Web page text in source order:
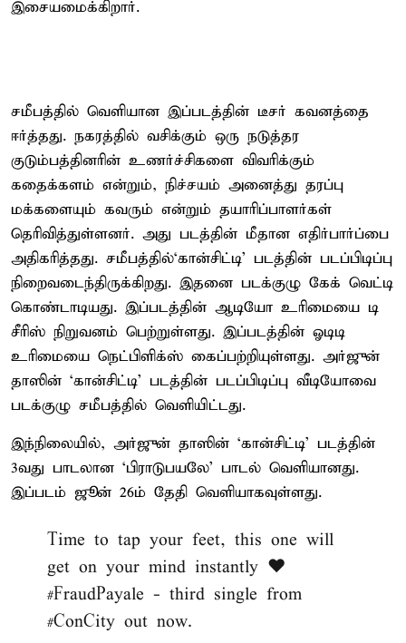
இசையமைக்கிறார்.
சமீபத்தில் வெளியான இப்படத்தின் டீசர் கவனத்தை
ஈர்த்தது. நகரத்தில் வசிக்கும் ஒரு நடுத்தர
குடும்பத்தினரின் உணர்ச்சிகளை விவரிக்கும்
கதைக்களம் என்றும், நிச்சயம் அனைத்து தரப்பு
மக்களையும் கவரும் என்றும் தயாரிப்பாளர்கள்
தெரிவித்துள்ளனர். அது படத்தின் மீதான எதிர்பார்ப்பை
அதிகரித்தது. சமீபத்தில்‘கான்சிட்டி’ படத்தின் படப்பிடிப்பு
நிறைவடைந்திருக்கிறது. இதனை படக்குழு கேக் வெட்டி
கொண்டாடியது. இப்படத்தின் ஆடியோ உரிமையை டி
சீரிஸ் நிறுவனம் பெற்றுள்ளது. இப்படத்தின் ஓடிடி
உரிமையை நெட்பிளிக்ஸ் கைப்பற்றியுள்ளது. அர்ஜுன்
தாஸின் ‘கான்சிட்டி’ படத்தின் படப்பிடிப்பு வீடியோவை
படக்குழு சமீபத்தில் வெளியிட்டது.
இந்நிலையில், அர்ஜுன் தாஸின் ‘கான்சிட்டி’ படத்தின்
3வது பாடலான ‘பிராடுபயலே’ பாடல் வெளியானது.
இப்படம் ஜூன் 26ம் தேதி வெளியாகவுள்ளது.
Time to tap your feet, this one will
get on your mind instantly ❤️
#FraudPayale - third single from
#ConCity out now.